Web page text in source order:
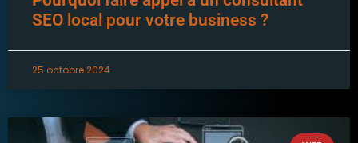
SEO local pour votre business ?
25 octobre 2024